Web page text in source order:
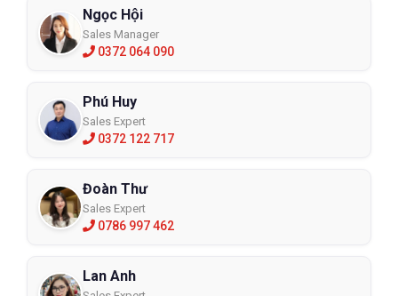
Ngọc Hội
Sales Manager
0372 064 090
Phú Huy
Sales Expert
0372 122 717
Đoàn Thư
Sales Expert
0786 997 462
Lan Anh